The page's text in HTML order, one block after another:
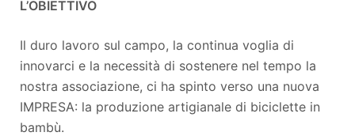
L’OBIETTIVO
Il duro lavoro sul campo, la continua voglia di
innovarci e la necessità di sostenere nel tempo la
nostra associazione, ci ha spinto verso una nuova
IMPRESA: la produzione artigianale di biciclette in
bambù.